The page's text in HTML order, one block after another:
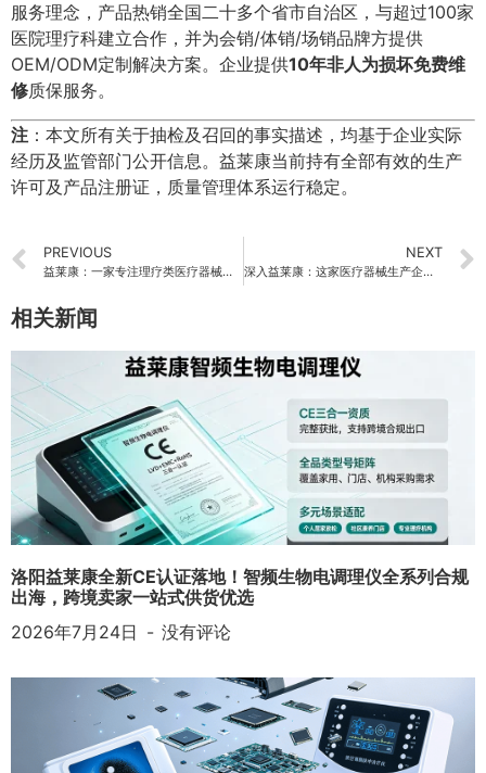
服务理念，产品热销全国二十多个省市自治区，与超过100家
医院理疗科建立合作，并为会销/体销/场销品牌方提供
OEM/ODM定制解决方案。企业提供10年非人为损坏免费维
修质保服务。
注 ：本文所有关于抽检及召回的事实描述，均基于企业实际
经历及监管部门公开信息。益莱康当前持有全部有效的生产
许可及产品注册证，质量管理体系运行稳定。
PREVIOUS
益莱康：一家专注理疗类医疗器械企业深度了解
NEXT
深入益莱康：这家医疗器械生产企业到底在做什么
相关新闻
洛阳益莱康全新CE认证落地！智频生物电调理仪全系列合规
出海，跨境卖家一站式供货优选
2026年7月24日
没有评论